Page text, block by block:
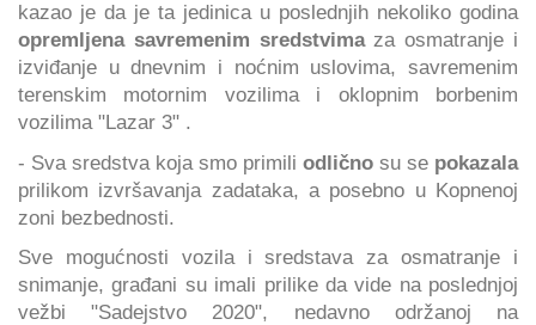
kazao je da je ta jedinica u poslednjih nekoliko godina
opremljena savremenim sredstvimaza osmatranje i
izviđanje u dnevnim i noćnim uslovima, savremenim
terenskim motornim vozilima i oklopnim borbenim
vozilima "Lazar 3" .
- Sva sredstva koja smo primili odlično su se pokazala
prilikom izvršavanja zadataka, a posebno u Kopnenoj
zoni bezbednosti.
Sve mogućnosti vozila i sredstava za osmatranje i
snimanje, građani su imali prilike da vide na poslednjoj
vežbi "Sadejstvo 2020", nedavno održanoj na